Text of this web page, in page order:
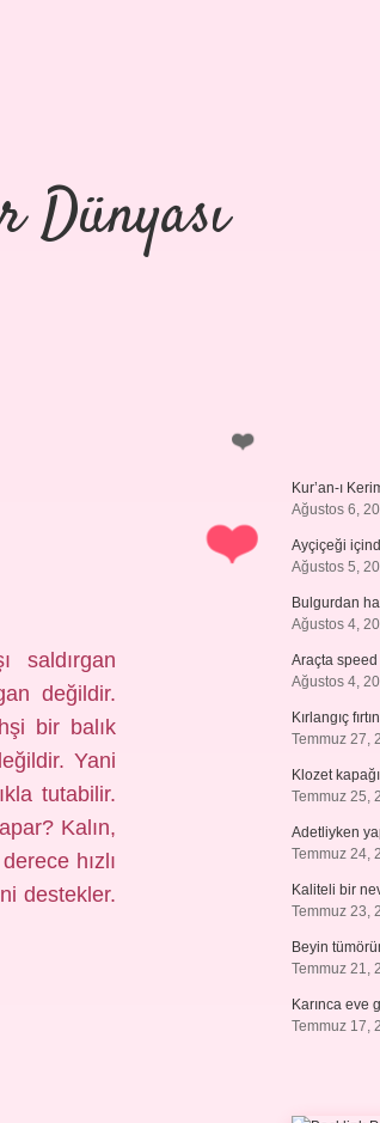
Dünyası
saldırgan
değildir.
bir balık
Yani
tutabilir.
Kalın,
hızlı
destekler.
Kur’an-ı
Ağustos 6,
Ayçiçeği
Ağustos 5,
Bulgurdan
Ağustos 4,
Araçta
Ağustos 4,
Kırlangıç
Temmuz 27,
Klozet
Temmuz 25,
Adetliyken
Temmuz 24,
Kaliteli bir
Temmuz 23,
Beyin
Temmuz 21,
Karınca eve
Temmuz 17,